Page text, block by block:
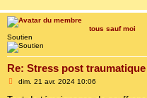
tous sauf moi
Soutien
Re: Stress post
Mdim. 21 avr. 2024 10:06